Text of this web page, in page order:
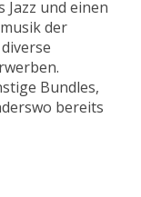
und einen
der
Bundles,
bereits